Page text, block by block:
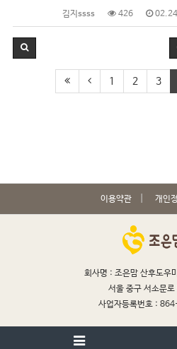
김지ssss 426 02.24
1 2 3
이용약관 개인
회사명 : 조은맘 산후도우
서울 중구 서소문
사업자등록번호 :